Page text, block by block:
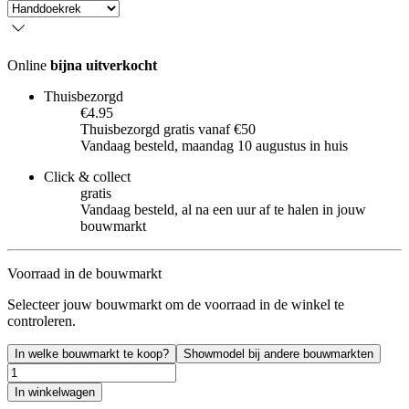
Online bijna uitverkocht
Thuisbezorgd
€4.95
Thuisbezorgd gratis vanaf €50
Vandaag besteld, maandag 10 augustus in huis
Click & collect
gratis
Vandaag besteld, al na een uur af te halen in jouw
bouwmarkt
Voorraad in de bouwmarkt
Selecteer jouw bouwmarkt om de voorraad in de winkel te
controleren.
In welke bouwmarkt te koop? Showmodel bij andere bouwmarkten
In winkelwagen